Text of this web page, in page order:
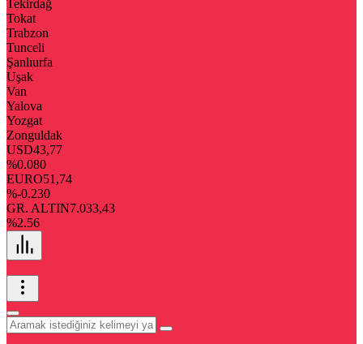
Tekirdağ
Tokat
Trabzon
Tunceli
Şanlıurfa
Uşak
Van
Yalova
Yozgat
Zonguldak
USD43,77
%0.080
EURO51,74
%-0.230
GR. ALTIN7.033,43
%2.56